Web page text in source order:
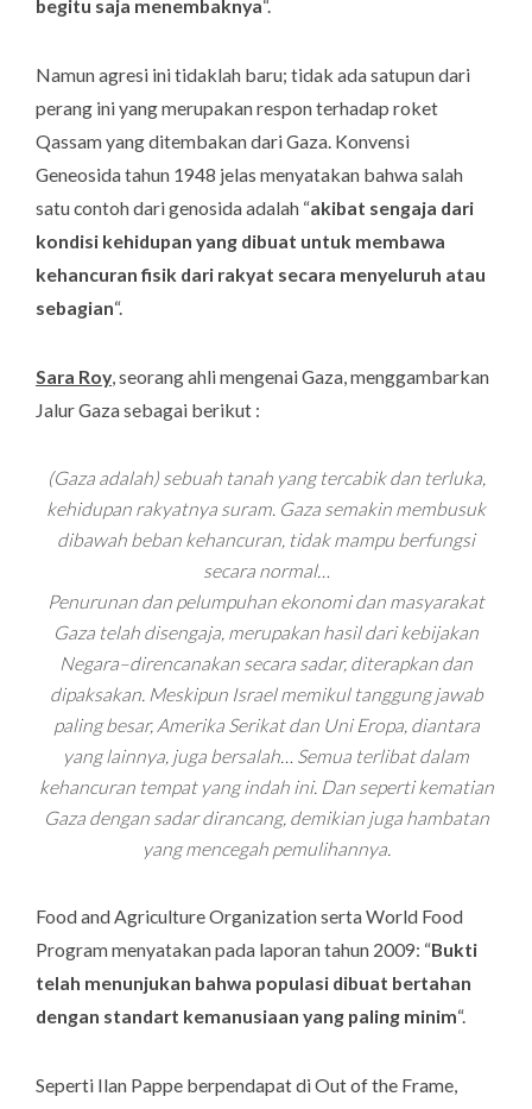
begitu saja menembaknya“.
Namun agresi ini tidaklah baru; tidak ada satupun dari
perang ini yang merupakan respon terhadap roket
Qassam yang ditembakan dari Gaza. Konvensi
Geneosida tahun 1948 jelas menyatakan bahwa salah
satu contoh dari genosida adalah “akibat sengaja dari
kondisi kehidupan yang dibuat untuk membawa
kehancuran fisik dari rakyat secara menyeluruh atau
sebagian“.
Sara Roy, seorang ahli mengenai Gaza, menggambarkan
Jalur Gaza sebagai berikut :
(Gaza adalah) sebuah tanah yang tercabik dan terluka,
kehidupan rakyatnya suram. Gaza semakin membusuk
dibawah beban kehancuran, tidak mampu berfungsi
secara normal…
Penurunan dan pelumpuhan ekonomi dan masyarakat
Gaza telah disengaja, merupakan hasil dari kebijakan
Negara–direncanakan secara sadar, diterapkan dan
dipaksakan. Meskipun Israel memikul tanggung jawab
paling besar, Amerika Serikat dan Uni Eropa, diantara
yang lainnya, juga bersalah… Semua terlibat dalam
kehancuran tempat yang indah ini. Dan seperti kematian
Gaza dengan sadar dirancang, demikian juga hambatan
yang mencegah pemulihannya.
Food and Agriculture Organization serta World Food
Program menyatakan pada laporan tahun 2009: “Bukti
telah menunjukan bahwa populasi dibuat bertahan
dengan standart kemanusiaan yang paling minim“.
Seperti Ilan Pappe berpendapat di Out of the Frame,